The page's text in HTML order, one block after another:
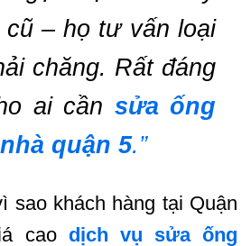
– họ tư vấn loại
chăng. Rất đáng
ai cần sửa ống
quận 5.”
sao khách hàng tại Quận
cao dịch vụ sửa ống